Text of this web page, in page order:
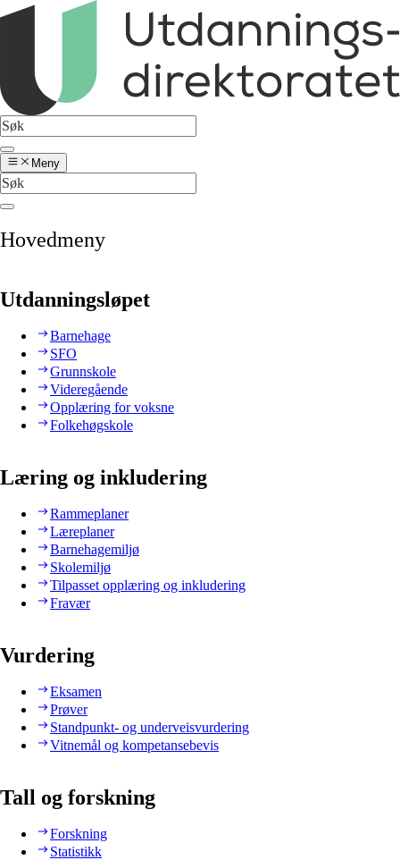
Meny
Hovedmeny
Utdanningsløpet
Barnehage
SFO
Grunnskole
Videregående
Opplæring for voksne
Folkehøgskole
Læring og inkludering
Rammeplaner
Læreplaner
Barnehagemiljø
Skolemiljø
Tilpasset opplæring og inkludering
Fravær
Vurdering
Eksamen
Prøver
Standpunkt- og underveisvurdering
Vitnemål og kompetansebevis
Tall og forskning
Forskning
Statistikk